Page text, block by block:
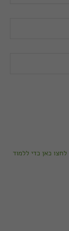
לחצו כאן כדי ללמוד